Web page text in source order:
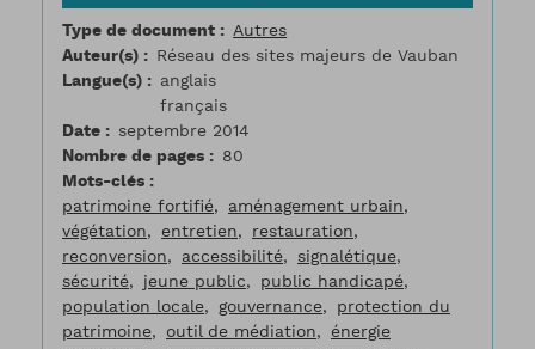
Type de document
Autres
Auteur(s)
Réseau des sites majeurs de Vauban
Langue(s)
anglais
français
Date
septembre 2014
Nombre de pages
80
Mots-clés
patrimoine fortifié
aménagement urbain
végétation
entretien
restauration
reconversion
accessibilité
signalétique
sécurité
jeune public
public handicapé
population locale
gouvernance
protection du
patrimoine
outil de médiation
énergie